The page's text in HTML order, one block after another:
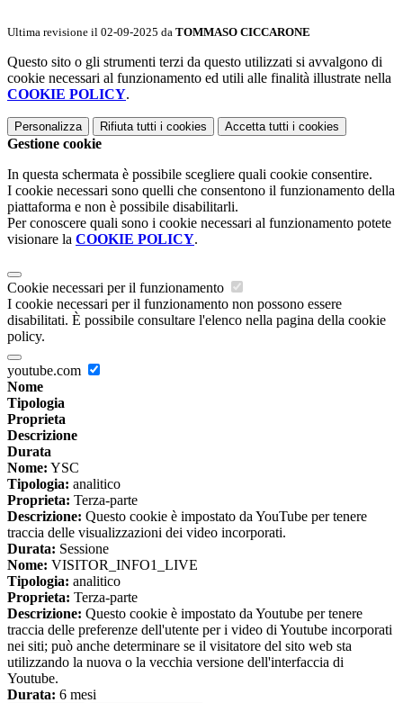
Ultima revisione il 02-09-2025 da TOMMASO CICCARONE
Questo sito o gli strumenti terzi da questo utilizzati si avvalgono di
cookie necessari al funzionamento ed utili alle finalità illustrate nella
COOKIE POLICY.
Personalizza Rifiuta tutti i cookies Accetta tutti i cookies
Gestione cookie
In questa schermata è possibile scegliere quali cookie consentire.
I cookie necessari sono quelli che consentono il funzionamento della
piattaforma e non è possibile disabilitarli.
Per conoscere quali sono i cookie necessari al funzionamento potete
visionare la COOKIE POLICY.
Cookie necessari per il funzionamento
I cookie necessari per il funzionamento non possono essere
disabilitati. È possibile consultare l'elenco nella pagina della cookie
policy.
youtube.com
Nome
Tipologia
Proprieta
Descrizione
Durata
Nome: YSC
Tipologia: analitico
Proprieta: Terza-parte
Descrizione: Questo cookie è impostato da YouTube per tenere
traccia delle visualizzazioni dei video incorporati.
Durata: Sessione
Nome: VISITOR_INFO1_LIVE
Tipologia: analitico
Proprieta: Terza-parte
Descrizione: Questo cookie è impostato da Youtube per tenere
traccia delle preferenze dell'utente per i video di Youtube incorporati
nei siti; può anche determinare se il visitatore del sito web sta
utilizzando la nuova o la vecchia versione dell'interfaccia di
Youtube.
Durata: 6 mesi